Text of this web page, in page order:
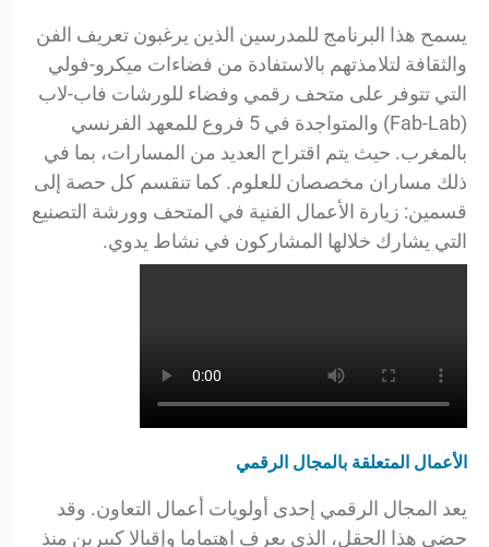
يسمح هذا البرنامج للمدرسين الذين يرغبون تعريف الفن
والثقافة لتلامذتهم بالاستفادة من فضاءات ميكرو-فولي
التي تتوفر على متحف رقمي وفضاء للورشات فاب-لاب
(Fab-Lab) والمتواجدة في 5 فروع للمعهد الفرنسي
بالمغرب. حيث يتم اقتراح العديد من المسارات، بما في
ذلك مساران مخصصان للعلوم. كما تنقسم كل حصة إلى
قسمين: زيارة الأعمال الفنية في المتحف وورشة التصنيع
التي يشارك خلالها المشاركون في نشاط يدوي.
الأعمال المتعلقة بالمجال الرقمي
يعد المجال الرقمي إحدى أولويات أعمال التعاون. وقد
حضي هذا الحقل، الذي يعرف اهتماما وإقبالا كبيرين منذ